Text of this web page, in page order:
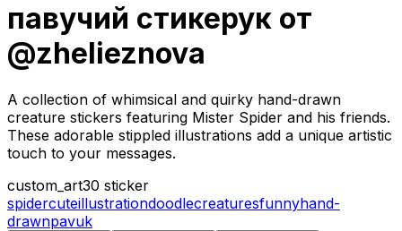
павучий стикерук от
@zhelieznova
A collection of whimsical and quirky hand-drawn
creature stickers featuring Mister Spider and his friends.
These adorable stippled illustrations add a unique artistic
touch to your messages.
custom_art30 sticker
spidercuteillustrationdoodlecreaturesfunnyhand-
drawnpavuk